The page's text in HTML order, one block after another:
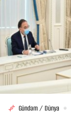
Gündəm / Dünya